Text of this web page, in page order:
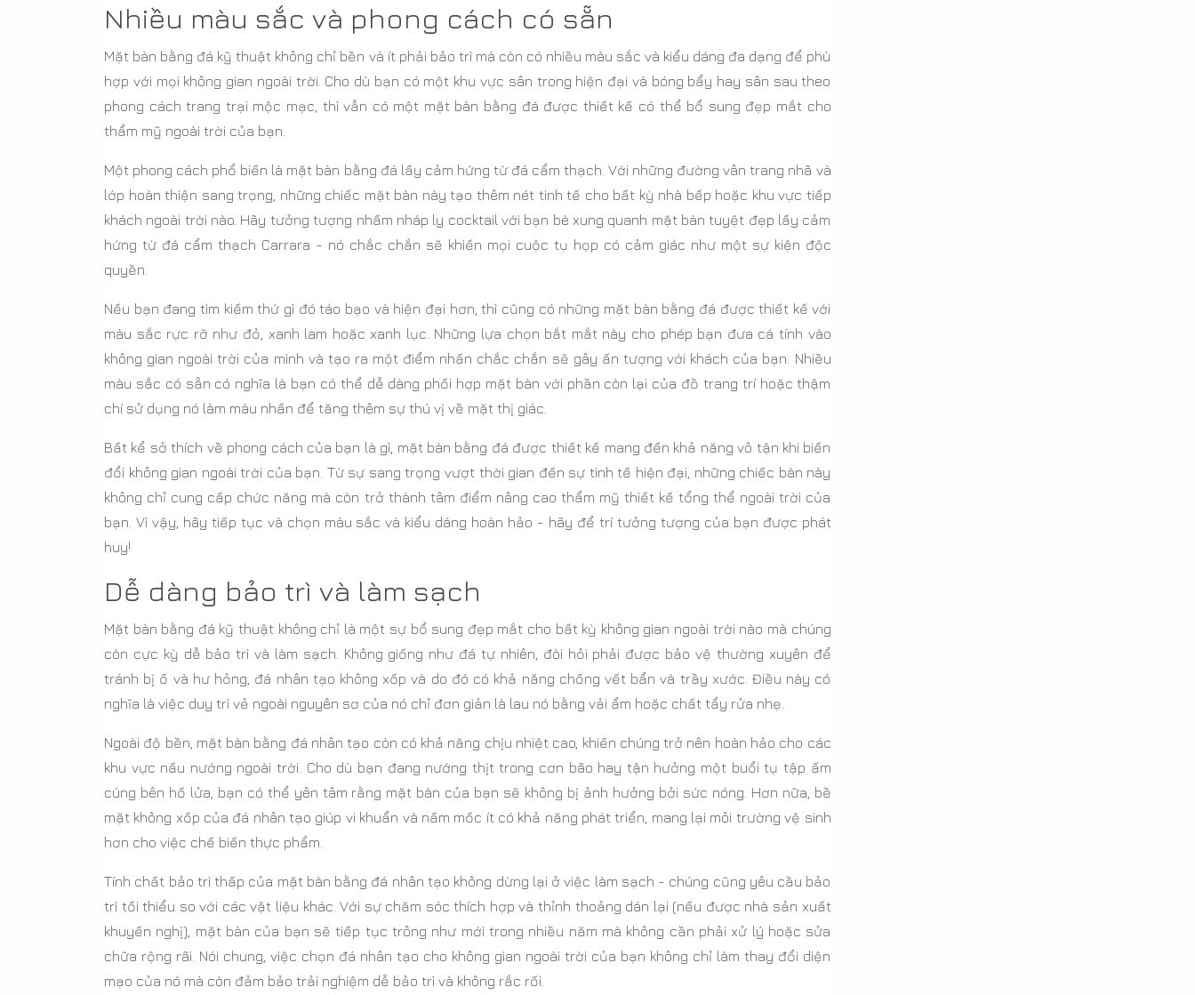
Nhiều màu sắc và phong cách có sẵn
Mặt bàn bằng đá kỹ thuật không chỉ bền và ít phải bảo trì mà còn có nhiều màu sắc và kiểu dáng đa dạng để phù
hợp với mọi không gian ngoài trời. Cho dù bạn có một khu vực sân trong hiện đại và bóng bẩy hay sân sau theo
phong cách trang trại mộc mạc, thì vẫn có một mặt bàn bằng đá được thiết kế có thể bổ sung đẹp mắt cho
thẩm mỹ ngoài trời của bạn.
Một phong cách phổ biến là mặt bàn bằng đá lấy cảm hứng từ đá cẩm thạch. Với những đường vân trang nhã và
lớp hoàn thiện sang trọng, những chiếc mặt bàn này tạo thêm nét tinh tế cho bất kỳ nhà bếp hoặc khu vực tiếp
khách ngoài trời nào. Hãy tưởng tượng nhấm nháp ly cocktail với bạn bè xung quanh mặt bàn tuyệt đẹp lấy cảm
hứng từ đá cẩm thạch Carrara - nó chắc chắn sẽ khiến mọi cuộc tụ họp có cảm giác như một sự kiện độc
quyền.
Nếu bạn đang tìm kiếm thứ gì đó táo bạo và hiện đại hơn, thì cũng có những mặt bàn bằng đá được thiết kế với
màu sắc rực rỡ như đỏ, xanh lam hoặc xanh lục. Những lựa chọn bắt mắt này cho phép bạn đưa cá tính vào
không gian ngoài trời của mình và tạo ra một điểm nhấn chắc chắn sẽ gây ấn tượng với khách của bạn. Nhiều
màu sắc có sẵn có nghĩa là bạn có thể dễ dàng phối hợp mặt bàn với phần còn lại của đồ trang trí hoặc thậm
chí sử dụng nó làm màu nhấn để tăng thêm sự thú vị về mặt thị giác.
Bất kể sở thích về phong cách của bạn là gì, mặt bàn bằng đá được thiết kế mang đến khả năng vô tận khi biến
đổi không gian ngoài trời của bạn. Từ sự sang trọng vượt thời gian đến sự tinh tế hiện đại, những chiếc bàn này
không chỉ cung cấp chức năng mà còn trở thành tâm điểm nâng cao thẩm mỹ thiết kế tổng thể ngoài trời của
bạn. Vì vậy, hãy tiếp tục và chọn màu sắc và kiểu dáng hoàn hảo - hãy để trí tưởng tượng của bạn được phát
huy!
Dễ dàng bảo trì và làm sạch
Mặt bàn bằng đá kỹ thuật không chỉ là một sự bổ sung đẹp mắt cho bất kỳ không gian ngoài trời nào mà chúng
còn cực kỳ dễ bảo trì và làm sạch. Không giống như đá tự nhiên, đòi hỏi phải được bảo vệ thường xuyên để
tránh bị ố và hư hỏng, đá nhân tạo không xốp và do đó có khả năng chống vết bẩn và trầy xước. Điều này có
nghĩa là việc duy trì vẻ ngoài nguyên sơ của nó chỉ đơn giản là lau nó bằng vải ẩm hoặc chất tẩy rửa nhẹ.
Ngoài độ bền, mặt bàn bằng đá nhân tạo còn có khả năng chịu nhiệt cao, khiến chúng trở nên hoàn hảo cho các
khu vực nấu nướng ngoài trời. Cho dù bạn đang nướng thịt trong cơn bão hay tận hưởng một buổi tụ tập ấm
cúng bên hố lửa, bạn có thể yên tâm rằng mặt bàn của bạn sẽ không bị ảnh hưởng bởi sức nóng. Hơn nữa, bề
mặt không xốp của đá nhân tạo giúp vi khuẩn và nấm mốc ít có khả năng phát triển, mang lại môi trường vệ sinh
hơn cho việc chế biến thực phẩm.
Tính chất bảo trì thấp của mặt bàn bằng đá nhân tạo không dừng lại ở việc làm sạch - chúng cũng yêu cầu bảo
trì tối thiểu so với các vật liệu khác. Với sự chăm sóc thích hợp và thỉnh thoảng dán lại (nếu được nhà sản xuất
khuyến nghị), mặt bàn của bạn sẽ tiếp tục trông như mới trong nhiều năm mà không cần phải xử lý hoặc sửa
chữa rộng rãi. Nói chung, việc chọn đá nhân tạo cho không gian ngoài trời của bạn không chỉ làm thay đổi diện
mạo của nó mà còn đảm bảo trải nghiệm dễ bảo trì và không rắc rối.